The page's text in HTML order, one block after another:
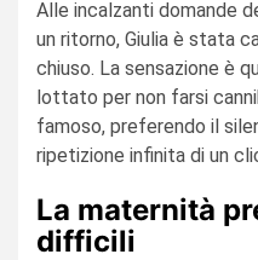
Alle incalzanti domande
un ritorno, Giulia è stata
chiuso. La sensazione è
lottato per non farsi
famoso, preferendo il
ripetizione infinita di un
La maternità
difficili